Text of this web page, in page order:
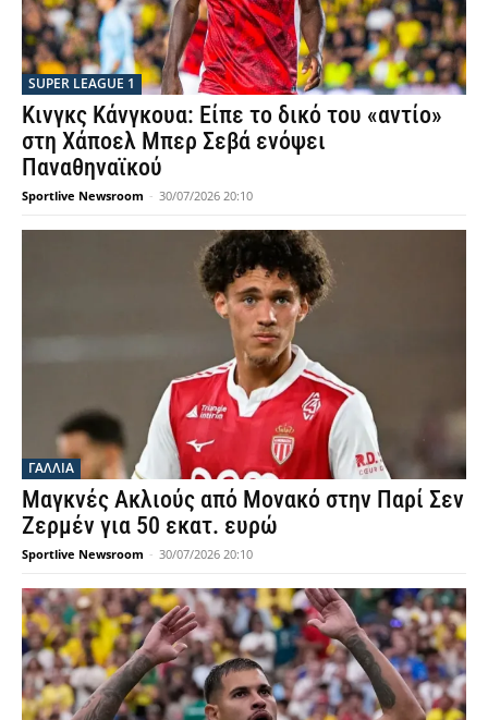
SUPER LEAGUE 1
Κινγκς Κάνγκουα: Είπε το δικό του «αντίο»
στη Χάποελ Μπερ Σεβά ενόψει
Παναθηναϊκού
Sportlive Newsroom - 30/07/2026 20:10
ΓΑΛΛΙΑ
Μαγκνές Ακλιούς από Μονακό στην Παρί Σεν
Ζερμέν για 50 εκατ. ευρώ
Sportlive Newsroom - 30/07/2026 20:10